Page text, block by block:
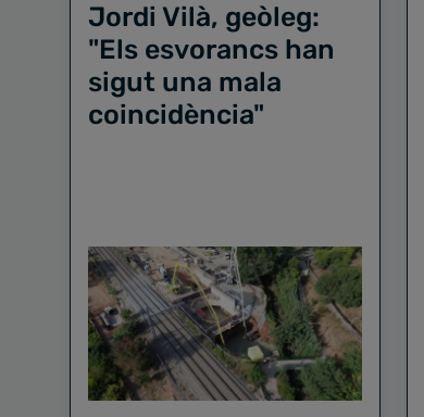
Jordi Vilà, geòleg:
"Els esvorancs han
sigut una mala
coincidència"